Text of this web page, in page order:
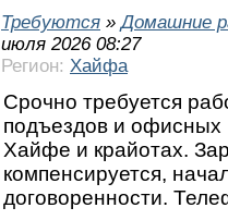
Требуются »Домашние
июля 2026 08:27
Регион: Хайфа
Срочно требуется
подъездов и
Хайфе и крайотах.
компенсируется,
договоренности.